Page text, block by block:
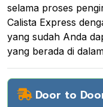
selama proses
Calista Express
yang sudah Anda
yang berada di
Door to